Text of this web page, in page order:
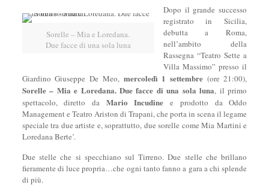
Sorelle – Mia e Loredana.
Due facce di una sola luna
Dopo il grande successo
registrato in Sicilia,
debutta a Roma,
nell’ambito della
Rassegna “Teatro Sette a
Villa Massimo” presso il
Giardino Giuseppe De Meo, mercoledì 1 settembre (ore 21:00),
Sorelle – Mia e Loredana. Due facce di una sola luna, il primo
spettacolo, diretto da Mario Incudinee prodotto da Oddo
Management e Teatro Ariston di Trapani, che porta in scena il legame
speciale tra due artiste e, soprattutto, due sorelle come Mia Martini e
Loredana Berte’.
Due stelle che si specchiano sul Tirreno. Due stelle che brillano
fieramente di luce propria…che ogni tanto fanno a gara a chi splende
di più.